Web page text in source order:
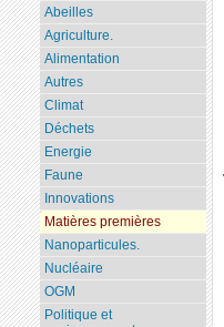
Abeilles
Agriculture.
Alimentation
Autres
Climat
Déchets
Energie
Faune
Innovations
Matières premières
Nanoparticules.
Nucléaire
OGM
Politique et